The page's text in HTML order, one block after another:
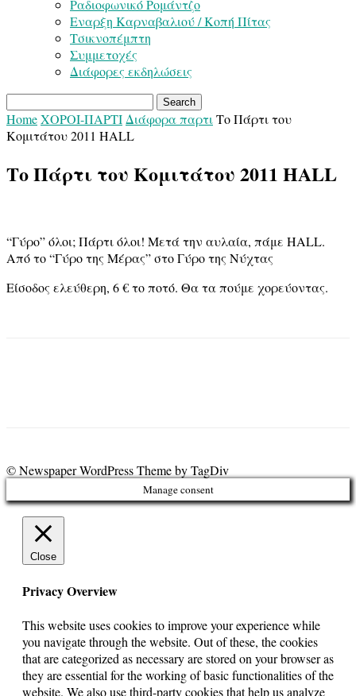
Ραδιοφωνικό Ρομάντζο
Εναρξη Καρναβαλιού / Κοπή Πίτας
Τσικνοπέμπτη
Συμμετοχές
Διάφορες εκδηλώσεις
HomeΧΟΡΟΙ-ΠΑΡΤΙ Διάφορα παρτιΤο Πάρτι του
Κομιτάτου 2011 HALL
Το Πάρτι του Κομιτάτου 2011 HALL
“Γύρο” όλοι; Πάρτι όλοι! Μετά την αυλαία, πάμε HALL.
Από το “Γύρο της Μέρας” στο Γύρο της Νύχτας
Είσοδος ελεύθερη, 6 € το ποτό. Θα τα πούμε χορεύοντας.
© Newspaper WordPress Theme by TagDiv
Manage consent
Close
Privacy Overview
This website uses cookies to improve your experience while
you navigate through the website. Out of these, the cookies
that are categorized as necessary are stored on your browser as
they are essential for the working of basic functionalities of the
website. We also use third-party cookies that help us analyze